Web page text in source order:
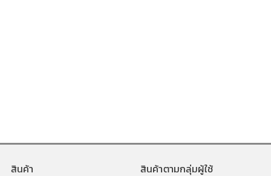
สินค้า สินค้าตามกลุ่มผู้ใช้